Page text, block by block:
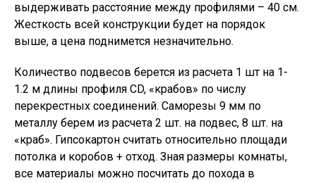
выдерживать расстояние между профилями – 40 см.
Жесткость всей конструкции будет на порядок
выше, а цена поднимется незначительно.
Количество подвесов берется из расчета 1 шт на 1-
1.2 м длины профиля CD, «крабов» по числу
перекрестных соединений. Саморезы 9 мм по
металлу берем из расчета 2 шт. на подвес, 8 шт. на
«краб». Гипсокартон считать относительно площади
потолка и коробов + отход. Зная размеры комнаты,
все материалы можно посчитать до похода в